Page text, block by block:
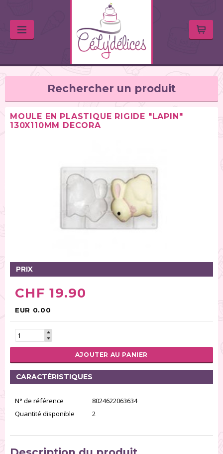
Rechercher un produit
Chalumeaux (1)
Moules (391)
Poches à douille et bouteilles (62)
Spatules / ustensiles (90)
Tables tournantes (5)
Rouleaux (18)
Emporte-pièces (167)
Bordures à gâteaux (35)
Outils pour pâte à sucre (86)
Presses à textures (26)
RÉINITIALISER LA RECHERCHE
MOULE EN PLASTIQUE RIGIDE "LAPIN"
130X110MM DECORA
PRIX
CHF 19.90
EUR 0.00
AJOUTER AU PANIER
CARACTÉRISTIQUES
N° de référence
8024622063634
Quantité disponible
2